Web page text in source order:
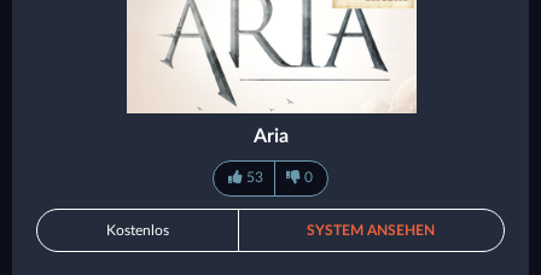
Aria
53 0
Kostenlos SYSTEM ANSEHEN